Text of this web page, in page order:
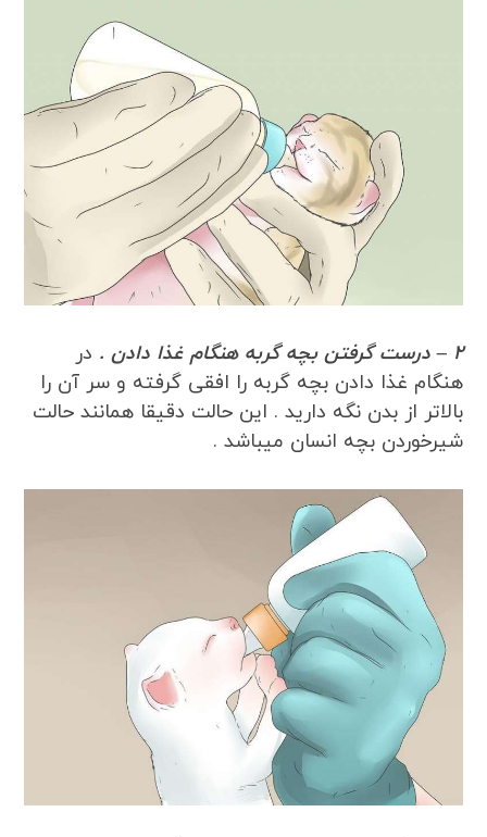
2 – درست گرفتن بچه گربه هنگام غذا دادن .
در
هنگام غذا دادن بچه گربه را افقی گرفته و سر آن را
بالاتر از بدن نگه دارید . این حالت دقیقا همانند حالت
شیرخوردن بچه انسان میباشد .